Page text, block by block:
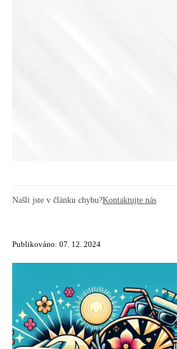
Našli jste v článku chybu?Kontaktujte nás
Publikováno: 07. 12. 2024